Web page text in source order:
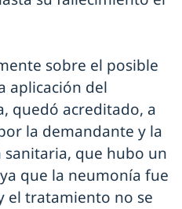
sobre el posible
aplicación del
quedó acreditado, a
la demandante y la
que hubo un
que la neumonía fue
el tratamiento no se